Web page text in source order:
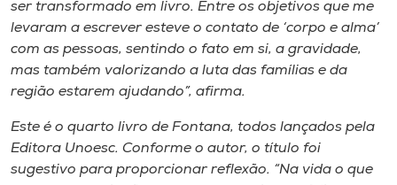
o idioma
A+
A-
ser transformado em livro. Entre os objetivos que me
levaram a escrever esteve o contato de ‘corpo e alma’
com as pessoas, sentindo o fato em si, a gravidade,
mas também valorizando a luta das famílias e da
região estarem ajudando”, afirma.
Este é o quarto livro de Fontana, todos lançados pela
Editora Unoesc. Conforme o autor, o título foi
sugestivo para proporcionar reflexão. “Na vida o que